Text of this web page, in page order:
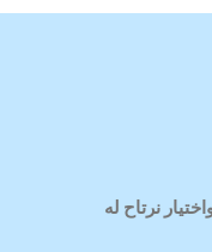
نرتاح له